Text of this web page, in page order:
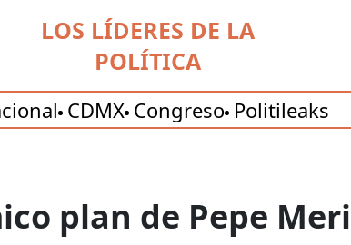
LOS LÍDERES DE LA
POLÍTICA
CDMX Congreso Politileaks
plan de Pepe